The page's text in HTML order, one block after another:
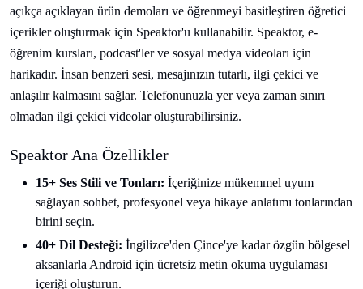
açıkça açıklayan ürün demoları ve öğrenmeyi basitleştiren öğretici
içerikler oluşturmak için Speaktor'u kullanabilir. Speaktor, e-
öğrenim kursları, podcast'ler ve sosyal medya videoları için
harikadır. İnsan benzeri sesi, mesajınızın tutarlı, ilgi çekici ve
anlaşılır kalmasını sağlar. Telefonunuzla yer veya zaman sınırı
olmadan ilgi çekici videolar oluşturabilirsiniz.
Speaktor Ana Özellikler
15+ Ses Stili ve Tonları: İçeriğinize mükemmel uyum
sağlayan sohbet, profesyonel veya hikaye anlatımı tonlarından
birini seçin.
40+ Dil Desteği: İngilizce'den Çince'ye kadar özgün bölgesel
aksanlarla Android için ücretsiz metin okuma uygulaması
içeriği oluşturun.